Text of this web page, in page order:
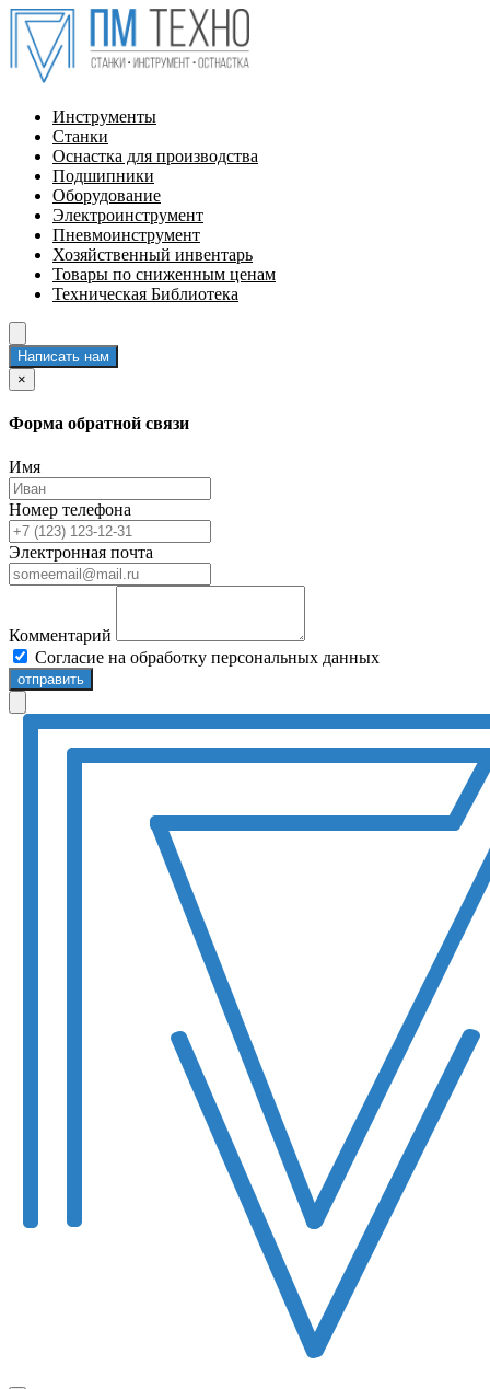
Инструменты
Станки
Оснастка для производства
Подшипники
Оборудование
Электроинструмент
Пневмоинструмент
Хозяйственный инвентарь
Товары по сниженным ценам
Техническая Библиотека
Написать нам
×
Форма обратной связи
Имя
Номер телефона
Электронная почта
Комментарий
Согласие на обработку персональных данных
отправить